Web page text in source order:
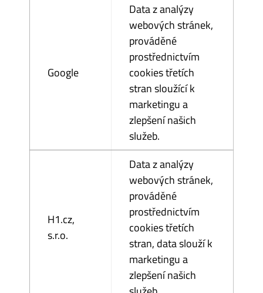
Google
Data z analýzy
webových stránek,
prováděné
prostřednictvím
cookies třetích
stran sloužící k
marketingu a
zlepšení našich
služeb.
H1.cz,
s.r.o.
Data z analýzy
webových stránek,
prováděné
prostřednictvím
cookies třetích
stran, data slouží k
marketingu a
zlepšení našich